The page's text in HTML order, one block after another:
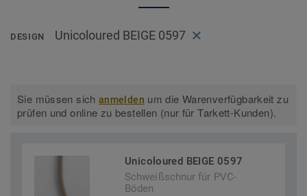
DESIGN Unicoloured BEIGE 0597
Sie müssen sichanmelden um die Warenverfügbarkeit zu
prüfen und online zu bestellen (nur für Tarkett-Kunden).
Unicoloured BEIGE 0597
Schweißschnur für PVC-
Böden